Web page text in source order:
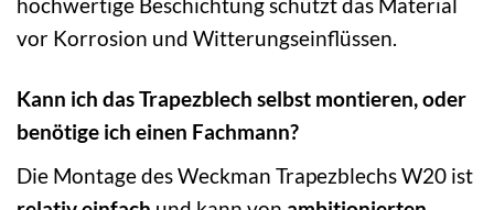
hochwertige Beschichtung schützt das Material
vor Korrosion und Witterungseinflüssen.
Kann ich das Trapezblech selbst montieren, oder
benötige ich einen Fachmann?
Die Montage des Weckman Trapezblechs W20 ist